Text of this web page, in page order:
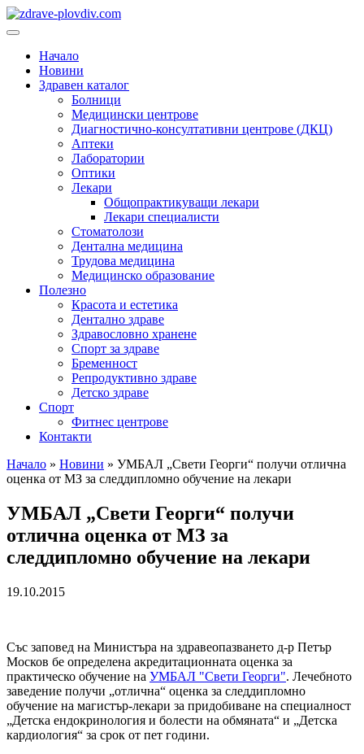
Преминете
към
Основно
Начало
Новини
Здравен каталог
Болници
Медицински центрове
Диагностично-консултативни центрове (ДКЦ)
Аптеки
Лаборатории
Оптики
Лекари
Общопрактикуващи лекари
Лекари специалисти
Стоматолози
Дентална медицина
Трудова медицина
Медицинско образование
Полезно
Красота и естетика
Дентално здраве
Здравословно хранене
Спорт за здраве
Бременност
Репродуктивно здраве
Детско здраве
Спорт
Фитнес центрове
Контакти
Начало » Новини » УМБАЛ „Свети Георги“ получи отлична
оценка от МЗ за следдипломно обучение на лекари
УМБАЛ „Свети Георги“ получи
отлична оценка от МЗ за
следдипломно обучение на лекари
19.10.2015
Със заповед на Министъра на здравеопазването д-р Петър
Москов бе определена акредитационната оценка за
практическо обучение на УМБАЛ "Свети Георги". Лечебното
заведение получи „отлична“ оценка за следдипломно
обучение на магистър-лекари за придобиване на специалност
„Детска ендокринология и болести на обмяната“ и „Детска
кардиология“ за срок от пет години.